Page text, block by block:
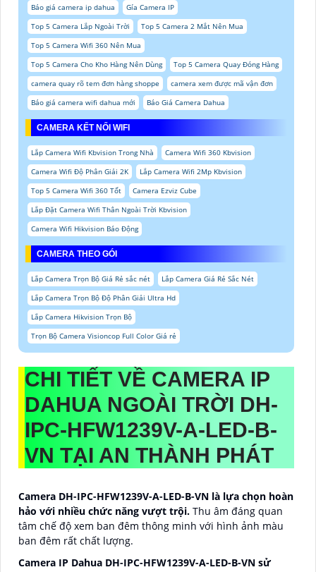
Báo giá camera ip dahua
Gía Camera IP
Top 5 Camera Lắp Ngoài Trời
Top 5 Camera 2 Mắt Nên Mua
Top 5 Camera Wifi 360 Nên Mua
Top 5 Camera Cho Kho Hàng Nên Dùng
Top 5 Camera Quay Đóng Hàng
camera quay rõ tem đơn hàng shoppe
camera xem được mã vận đơn
Báo giá camera wifi dahua mới
Báo Giá Camera Dahua
CAMERA KẾT NỐI WIFI
Lắp Camera Wifi Kbvision Trong Nhà
Camera Wifi 360 Kbvision
Camera Wifi Độ Phân Giải 2K
Lắp Camera Wifi 2Mp Kbvision
Top 5 Camera Wifi 360 Tốt
Camera Ezviz Cube
Lắp Đặt Camera Wifi Thân Ngoài Trời Kbvision
Camera Wifi Hikvision Báo Động
CAMERA THEO GÓI
Lắp Camera Trọn Bộ Giá Rẻ sắc nét
Lắp Camera Giá Rẻ Sắc Nét
Lắp Camera Trọn Bộ Độ Phân Giải Ultra Hd
Lắp Camera Hikvision Trọn Bộ
Trọn Bộ Camera Visioncop Full Color Giá rẻ
CHI TIẾT VỀ CAMERA IP
DAHUA NGOÀI TRỜI DH-
IPC-HFW1239V-A-LED-B-
VN TẠI AN THÀNH PHÁT
Camera DH-IPC-HFW1239V-A-LED-B-VN là lựa chọn hoàn
hảo với nhiều chức năng vượt trội. Thu âm đáng quan
tâm chế độ xem ban đêm thông minh với hình ảnh màu
ban đêm rất chất lượng.
Camera IP Dahua DH-IPC-HFW1239V-A-LED-B-VN sử